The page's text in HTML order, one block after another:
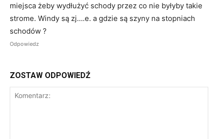
miejsca żeby wydłużyć schody przez co nie byłyby takie
strome. Windy są zj….e. a gdzie są szyny na stopniach
schodów ?
Odpowiedz
ZOSTAW ODPOWIEDŹ